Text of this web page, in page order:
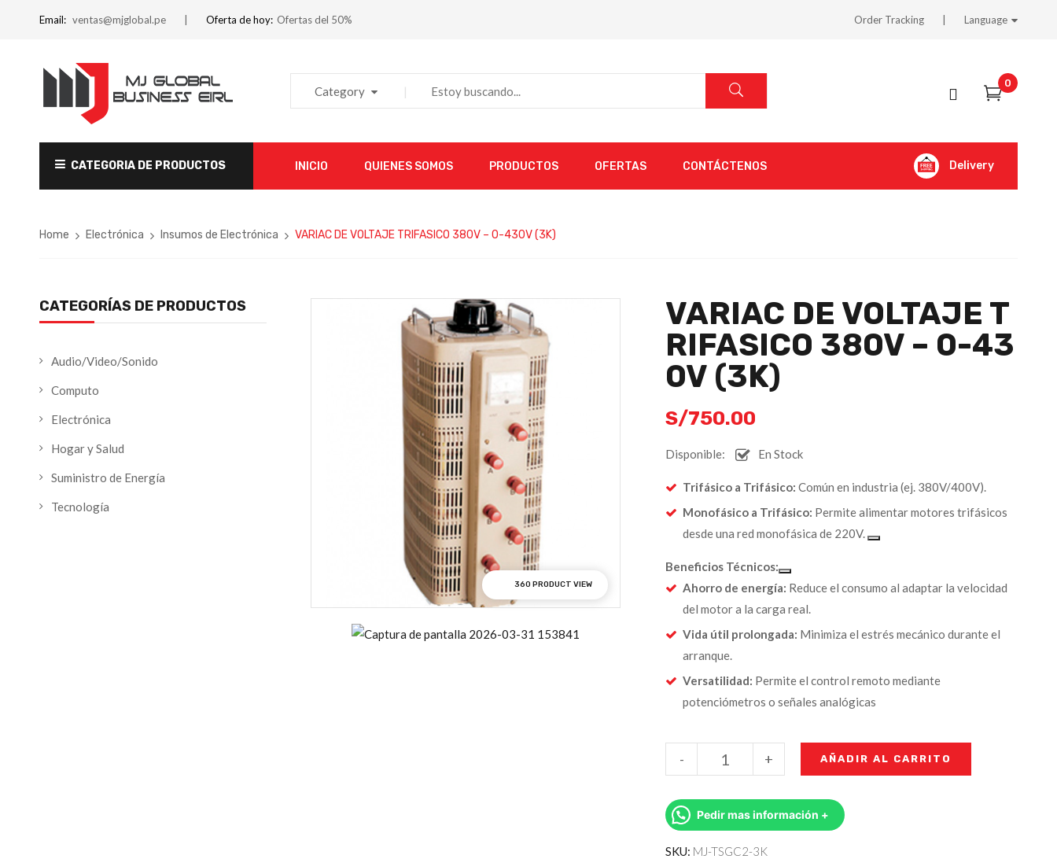
Email: ventas@mjglobal.pe Oferta de hoy: Ofertas del 50% Order Tracking Language
Category
0
CATEGORIA DE PRODUCTOS INICIO QUIENES SOMOS PRODUCTOS OFERTAS CONTÁCTENOS Delivery
Home Electrónica Insumos de Electrónica VARIAC DE VOLTAJE TRIFASICO 380V – 0-430V (3K)
CATEGORÍAS DE PRODUCTOS
Audio/Video/Sonido
Computo
Electrónica
Hogar y Salud
Suministro de Energía
Tecnología
360 PRODUCT VIEW
VARIAC DE VOLTAJE T
RIFASICO 380V – 0-43
0V (3K)
S/750.00
Disponible: En Stock
Trifásico a Trifásico: Común en industria (ej. 380V/400V).
Monofásico a Trifásico: Permite alimentar motores trifásicos
desde una red monofásica de 220V.
Beneficios Técnicos:
Ahorro de energía: Reduce el consumo al adaptar la velocidad
del motor a la carga real.
Vida útil prolongada: Minimiza el estrés mecánico durante el
arranque.
Versatilidad: Permite el control remoto mediante
potenciómetros o señales analógicas
+
- AÑADIR AL CARRITO
Pedir mas información +
SKU: MJ-TSGC2-3K